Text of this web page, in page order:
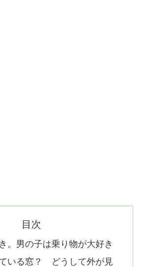
目次
。男の子は乗り物が大好き
いる窓？ どうして外が見